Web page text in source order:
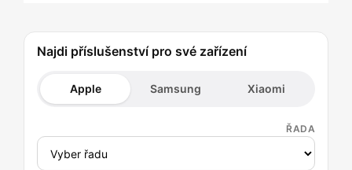
Najdi příslušenství pro své zařízení
Apple Samsung Xiaomi
ŘADA